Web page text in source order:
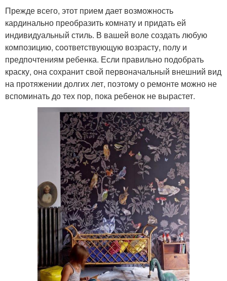
Прежде всего, этот прием дает возможность
кардинально преобразить комнату и придать ей
индивидуальный стиль. В вашей воле создать любую
композицию, соответствующую возрасту, полу и
предпочтениям ребенка. Если правильно подобрать
краску, она сохранит свой первоначальный внешний вид
на протяжении долгих лет, поэтому о ремонте можно не
вспоминать до тех пор, пока ребенок не вырастет.